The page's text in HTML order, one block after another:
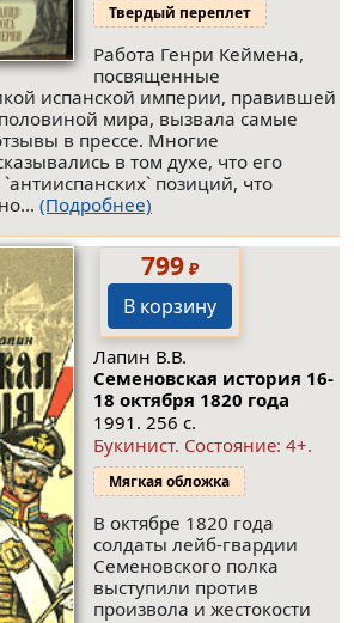
Твердый переплет
Работа Генри Кеймена,
посвященные
испанской империи, правившей
мира, вызвала самые
в прессе. Многие
в том духе, что его
позиций, что
(Подробнее)
799₽
В корзину
Лапин В.В.
Семеновская история 16-
18 октября 1820 года
1991. 256 с.
Букинист. Состояние: 4+.
Мягкая обложка
В октябре 1820 года
солдаты лейб-гвардии
Семеновского полка
выступили против
произвола и жестокости